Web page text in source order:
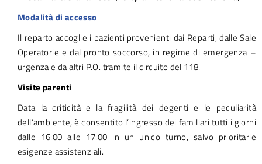
Modalità di accesso
Il reparto accoglie i pazienti provenienti dai Reparti, dalle Sale
Operatorie e dal pronto soccorso, in regime di emergenza –
urgenza e da altri P.O. tramite il circuito del 118.
Visite parenti
Data la criticità e la fragilità dei degenti e le peculiarità
dell’ambiente, è consentito l’ingresso dei familiari tutti i giorni
dalle 16:00 alle 17:00 in un unico turno, salvo prioritarie
esigenze assistenziali.